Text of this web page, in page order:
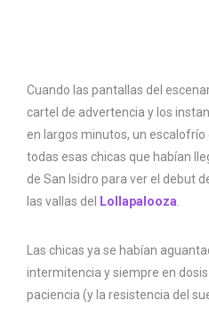
Cuando las pantallas del
cartel de advertencia y los
en largos minutos, un escalofrío
todas esas chicas que habían
de San Isidro para ver el debut
las vallas del
Lollapalooza.
Las chicas ya se habían
intermitencia y siempre en
paciencia (y la resistencia del